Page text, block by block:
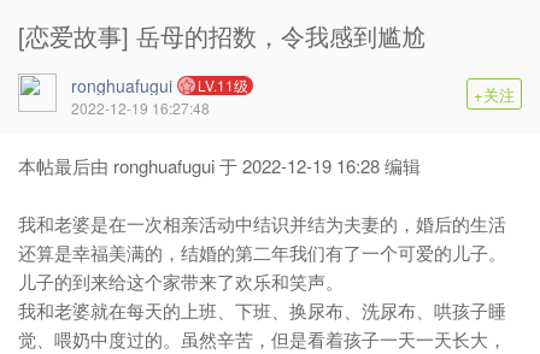
[恋爱故事] 岳母的招数，令我感到尴尬
ronghuafugui
LV.11级
2022-12-19 16:27:48
+关注
本帖最后由 ronghuafugui 于 2022-12-19 16:28 编辑
我和老婆是在一次相亲活动中结识并结为夫妻的，婚后的生活
还算是幸福美满的，结婚的第二年我们有了一个可爱的儿子。
儿子的到来给这个家带来了欢乐和笑声。
我和老婆就在每天的上班、下班、换尿布、洗尿布、哄孩子睡
觉、喂奶中度过的。虽然辛苦，但是看着孩子一天一天长大，